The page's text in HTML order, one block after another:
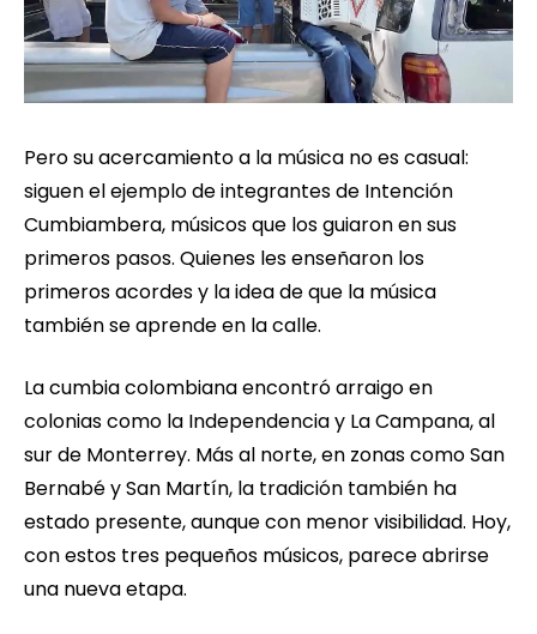
Pero su acercamiento a la música no es casual:
siguen el ejemplo de integrantes de Intención
Cumbiambera, músicos que los guiaron en sus
primeros pasos. Quienes les enseñaron los
primeros acordes y la idea de que la música
también se aprende en la calle.
La cumbia colombiana encontró arraigo en
colonias como la Independencia y La Campana, al
sur de Monterrey. Más al norte, en zonas como San
Bernabé y San Martín, la tradición también ha
estado presente, aunque con menor visibilidad. Hoy,
con estos tres pequeños músicos, parece abrirse
una nueva etapa.